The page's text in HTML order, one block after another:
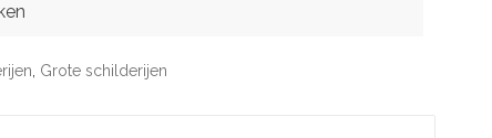
Grote schilderijen